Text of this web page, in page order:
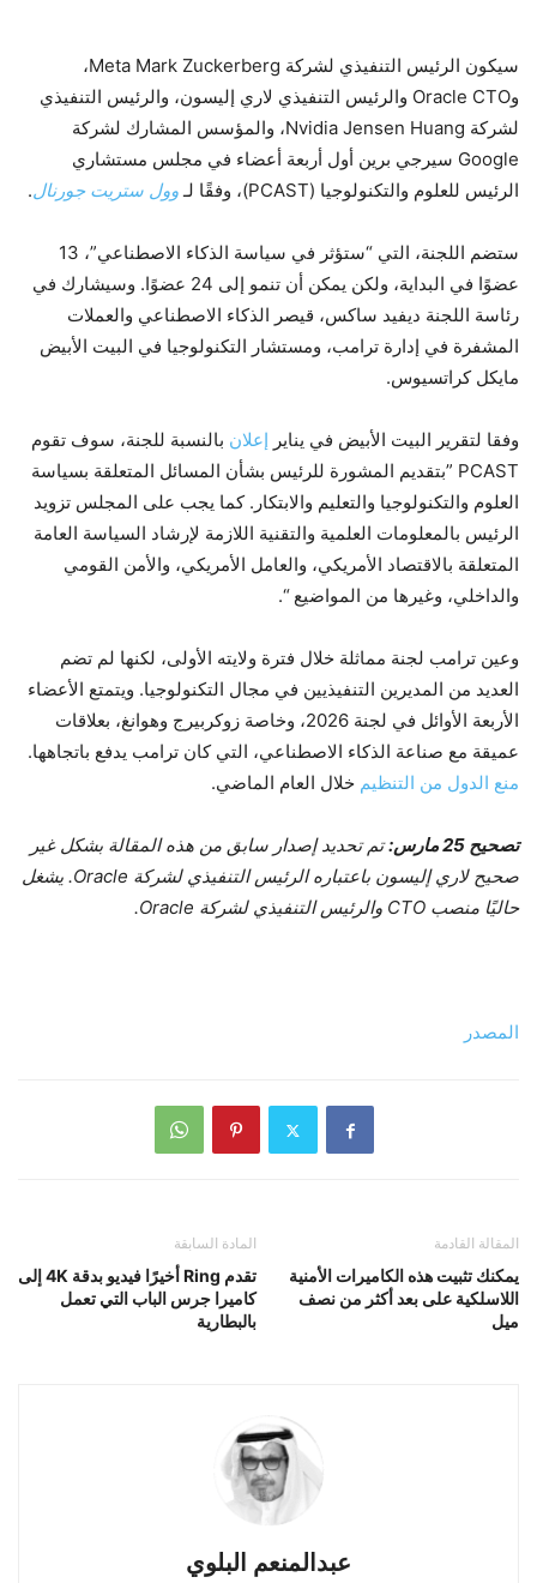
سيكون الرئيس التنفيذي لشركة Meta Mark Zuckerberg،
وOracle CTO والرئيس التنفيذي لاري إليسون، والرئيس التنفيذي
لشركة Nvidia Jensen Huang، والمؤسس المشارك لشركة
Google سيرجي برين أول أربعة أعضاء في مجلس مستشاري
الرئيس للعلوم والتكنولوجيا (PCAST)، وفقًا لـ
وول ستريت جورنال.
ستضم اللجنة، التي “ستؤثر في سياسة الذكاء الاصطناعي”، 13
عضوًا في البداية، ولكن يمكن أن تنمو إلى 24 عضوًا. وسيشارك في
رئاسة اللجنة ديفيد ساكس، قيصر الذكاء الاصطناعي والعملات
المشفرة في إدارة ترامب، ومستشار التكنولوجيا في البيت الأبيض
مايكل كراتسيوس.
وفقا لتقرير البيت الأبيض في يناير إعلان بالنسبة للجنة، سوف تقوم
PCAST ​​”بتقديم المشورة للرئيس بشأن المسائل المتعلقة بسياسة
العلوم والتكنولوجيا والتعليم والابتكار. كما يجب على المجلس تزويد
الرئيس بالمعلومات العلمية والتقنية اللازمة لإرشاد السياسة العامة
المتعلقة بالاقتصاد الأمريكي، والعامل الأمريكي، والأمن القومي
والداخلي، وغيرها من المواضيع “.
وعين ترامب لجنة مماثلة خلال فترة ولايته الأولى، لكنها لم تضم
العديد من المديرين التنفيذيين في مجال التكنولوجيا. ويتمتع الأعضاء
الأربعة الأوائل في لجنة 2026، وخاصة زوكربيرج وهوانغ، بعلاقات
عميقة مع صناعة الذكاء الاصطناعي، التي كان ترامب يدفع باتجاهها.
منع الدول من التنظيم خلال العام الماضي.
تصحيح 25 مارس:
تم تحديد إصدار سابق من هذه المقالة بشكل غير
صحيح لاري إليسون باعتباره الرئيس التنفيذي لشركة Oracle. يشغل
حاليًا منصب CTO والرئيس التنفيذي لشركة Oracle.
المصدر
المادة السابقة
تقدم Ring أخيرًا فيديو بدقة 4K إلى
كاميرا جرس الباب التي تعمل
بالبطارية
المقالة القادمة
يمكنك تثبيت هذه الكاميرات الأمنية
اللاسلكية على بعد أكثر من نصف
ميل
عبدالمنعم البلوي